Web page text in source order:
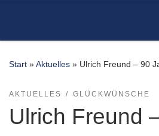
Start »Aktuelles » Ulrich Freund – 90
AKTUELLES GLÜCKWÜNSCHE
Ulrich Freund